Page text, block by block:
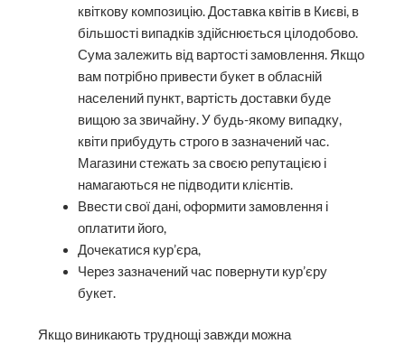
квіткову композицію. Доставка квітів в Києві, в
більшості випадків здійснюється цілодобово.
Сума залежить від вартості замовлення. Якщо
вам потрібно привести букет в обласній
населений пункт, вартість доставки буде
вищою за звичайну. У будь-якому випадку,
квіти прибудуть строго в зазначений час.
Магазини стежать за своєю репутацією і
намагаються не підводити клієнтів.
Ввести свої дані, оформити замовлення і
оплатити його,
Дочекатися кур’єра,
Через зазначений час повернути кур’єру
букет.
Якщо виникають труднощі завжди можна